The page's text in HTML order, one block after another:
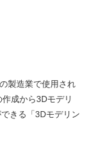
製造業で使用され
成から3Dモデリ
きる「3Dモデリン